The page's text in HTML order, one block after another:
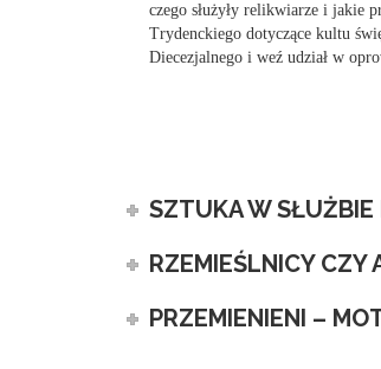
czego służyły relikwiarze i jakie
Trydenckiego dotyczące kultu
Diecezjalnego i weź udział w
SZTUKA W SŁUŻBIE
RZEMIEŚLNICY CZY
PRZEMIENIENI –